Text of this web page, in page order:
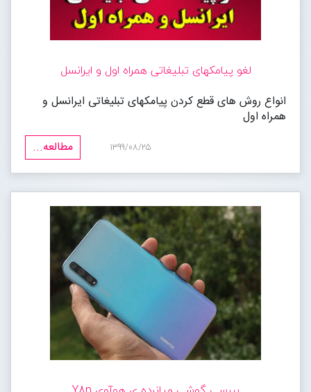
لغو پیامکهای تبلیغاتی همراه اول و ایرانسل
انواع روش های قطع کردن پیامکهای تبلیغاتی ایرانسل و
همراه اول
مطالعه...
1399/08/25